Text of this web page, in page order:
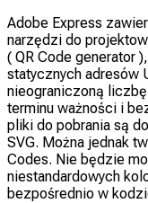
Adobe Express
narzędzi do
( QR Code generator
statycznych adresów
nieograniczoną
terminu ważności i
pliki do pobrania są
SVG. Można jednak
Codes. Nie będzie
niestandardowych
bezpośrednio w